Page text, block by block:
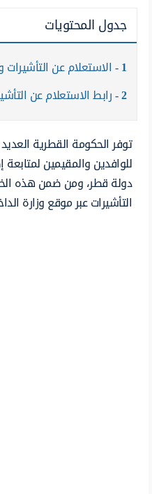
جدول المحتويات
1 الاستعلام عن التأشيرات
2 رابط الاستعلام عن
توفر الحكومة القطرية
للوافدين والمقيمين
دولة قطر، ومن ضمن هذه
التأشيرات عبر موقع وزارة